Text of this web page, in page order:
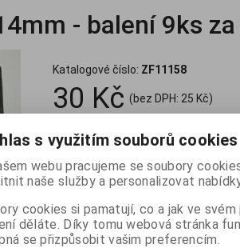
- balení 9ks
Katalogové číslo: ZF11158
30 Kč (bez DPH: 25 Kč)

balení
Skladem:3 balení
s využitím souborů cookies
webu pracujeme se soubory
naše služby a personalizovat
cookies si pamatují, co a jak ve
děláte. Díky tomu webová stránka
se přizpůsobit vašim preferencím.